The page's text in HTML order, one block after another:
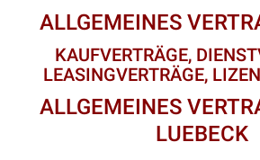
ALLGEMEINES
KAUFVERTRÄGE,
LEASINGVERTRÄGE,
ALLGEMEINES
LUEBECK